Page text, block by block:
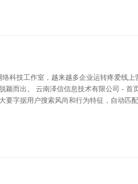
科技工作室，越来越多企业运转疼爱线
而出。 云南泽信信息技术有限公司 -
字据用户搜索风尚和行为特征，自动匹